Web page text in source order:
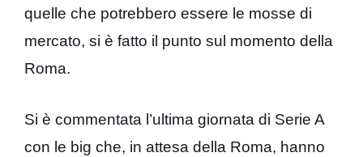
quelle che potrebbero essere le mosse di
mercato, si è fatto il punto sul momento della
Roma.
Si è commentata l’ultima giornata di Serie A
con le big che, in attesa della Roma, hanno